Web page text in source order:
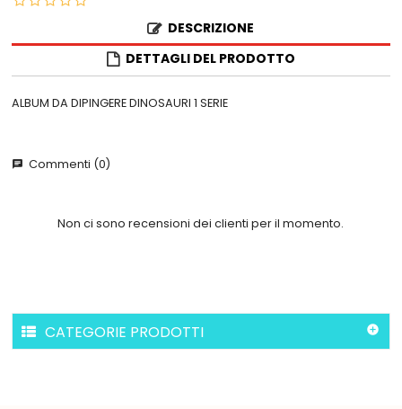
DESCRIZIONE
DETTAGLI DEL PRODOTTO
ALBUM DA DIPINGERE DINOSAURI 1 SERIE
chat Commenti (0)
Non ci sono recensioni dei clienti per il momento.
CATEGORIE PRODOTTI 